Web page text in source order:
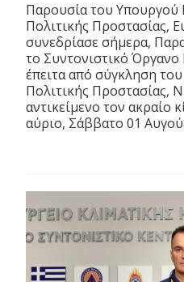
Παρουσία του Υπουργού
Πολιτικής Προστασίας,
συνεδρίασε σήμερα,
το Συντονιστικό Όργανο
έπειτα από σύγκληση
Πολιτικής Προστασίας,
αντικείμενο τον ακραίο
αύριο, Σάββατο 01